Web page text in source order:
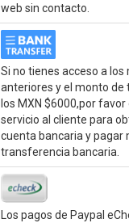
web sin contacto.
Si no tienes acceso a
anteriores y el monto de
los MXN $6000,por
servicio al cliente para
cuenta bancaria y pagar
transferencia bancaria.
Los pagos de Paypal